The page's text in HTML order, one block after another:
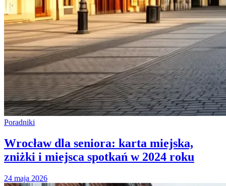
Poradniki
Wrocław dla seniora: karta miejska,
zniżki i miejsca spotkań w 2024 roku
24 maja 2026